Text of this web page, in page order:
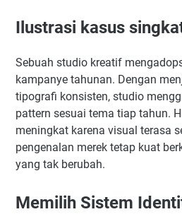
Ilustrasi kasus
Sebuah studio kreatif
kampanye tahunan. Dengan
tipografi konsisten, studio
pattern sesuai tema tiap tahun.
meningkat karena visual terasa
pengenalan merek tetap kuat
yang tak berubah.
Memilih Sistem